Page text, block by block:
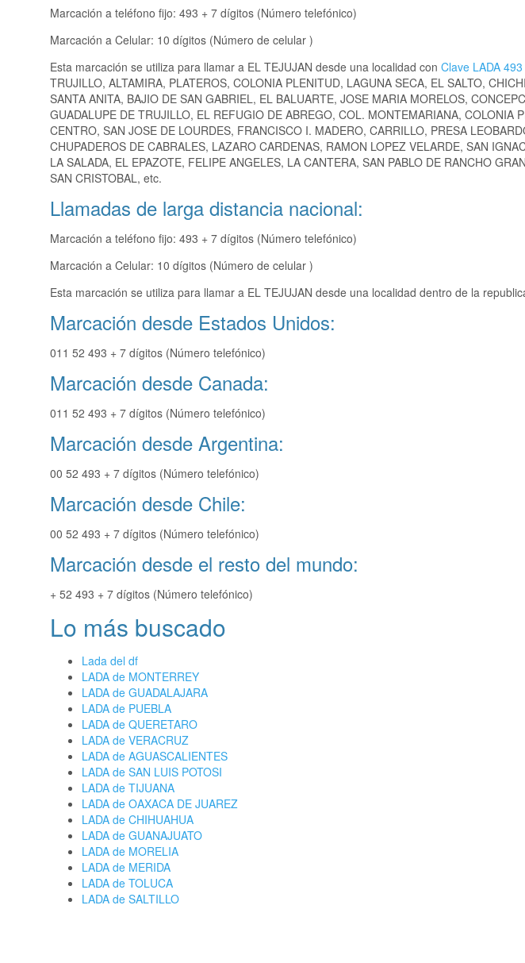
Marcación a teléfono fijo: 493 + 7 dígitos (Número telefónico)
Marcación a Celular: 10 dígitos (Número de celular )
Esta marcación se utiliza para llamar a EL TEJUJAN desde una localidad con Clave LADA 493
TRUJILLO, ALTAMIRA, PLATEROS, COLONIA PLENITUD, LAGUNA SECA, EL SALTO,
SANTA ANITA, BAJIO DE SAN GABRIEL, EL BALUARTE, JOSE MARIA MORELOS,
GUADALUPE DE TRUJILLO, EL REFUGIO DE ABREGO, COL. MONTEMARIANA, COLONIA
CENTRO, SAN JOSE DE LOURDES, FRANCISCO I. MADERO, CARRILLO, PRESA
CHUPADEROS DE CABRALES, LAZARO CARDENAS, RAMON LOPEZ VELARDE, SAN
LA SALADA, EL EPAZOTE, FELIPE ANGELES, LA CANTERA, SAN PABLO DE RANCHO
SAN CRISTOBAL, etc.
Llamadas de larga distancia nacional:
Marcación a teléfono fijo: 493 + 7 dígitos (Número telefónico)
Marcación a Celular: 10 dígitos (Número de celular )
Esta marcación se utiliza para llamar a EL TEJUJAN desde una localidad dentro de la
Marcación desde Estados Unidos:
011 52 493 + 7 dígitos (Número telefónico)
Marcación desde Canada:
011 52 493 + 7 dígitos (Número telefónico)
Marcación desde Argentina:
00 52 493 + 7 dígitos (Número telefónico)
Marcación desde Chile:
00 52 493 + 7 dígitos (Número telefónico)
Marcación desde el resto del mundo:
+ 52 493 + 7 dígitos (Número telefónico)
Lo más buscado
Lada del df
LADA de MONTERREY
LADA de GUADALAJARA
LADA de PUEBLA
LADA de QUERETARO
LADA de VERACRUZ
LADA de AGUASCALIENTES
LADA de SAN LUIS POTOSI
LADA de TIJUANA
LADA de OAXACA DE JUAREZ
LADA de CHIHUAHUA
LADA de GUANAJUATO
LADA de MORELIA
LADA de MERIDA
LADA de TOLUCA
LADA de SALTILLO